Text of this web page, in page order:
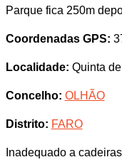
Parque fica 250m
Coordenadas GPS:
Localidade: Quinta
Concelho: OLHÃO
Distrito: FARO
Inadequado a